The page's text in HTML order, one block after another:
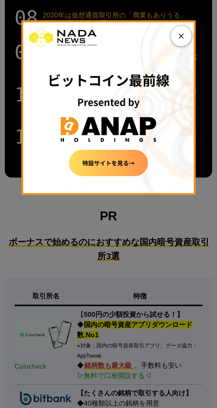
2020年は仮想通貨取引所の「廃業もありうる」
──JCBA廣末紀之会長
「ブロックチェーン基盤の金融はインターネット
と同じ轍（てつ）は踏まない」増島弁護士・LayerX
注目はドル覇権と中国CBDCの行方、クリプトの市
場性研究に注力──マネックス仮想通貨研究所・大
ナントカPayは淘汰の時代へ──2020年の「キャッ
シュレス決済」を見通す ディーカレット白石陽介
PR
ボーナスで始めるのにおすすめな国内暗号資産取引
所3選
取引所名 特徴
Coincheck
【500円の少額投資から試せる！】
◆国内の暗号資産アプリダウンロード
数.No1
※対象：国内の暗号資産取引アプリ、データ協力：
AppTweak
◆銘柄数も最大級
、手数料も安い
▷無料で口座開設する ◁
【たくさんの銘柄で取引する人向け】
◆40種類以上の銘柄を用意
×